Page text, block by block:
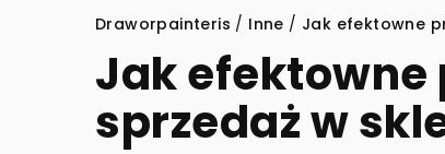
Draworpainteris / Inne / Jak efektowne
Jak efektowne
sprzedaż w